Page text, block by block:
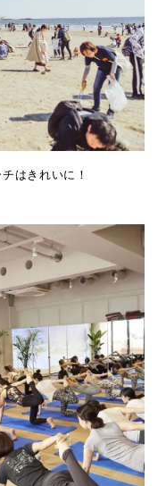
はきれいに！